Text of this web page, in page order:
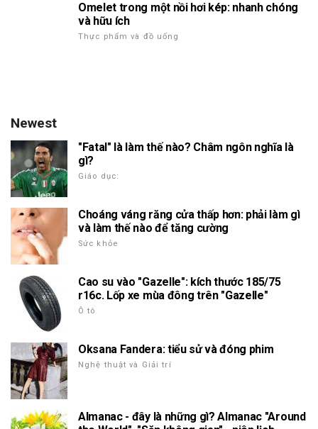
Omelet trong một nồi hơi kép: nhanh chóng
và hữu ích
Thực phẩm và đồ uống
Newest
"Fatal" là làm thế nào? Châm ngôn nghĩa là
gì?
Giáo dục:
Choáng váng răng cửa thấp hơn: phải làm gì
và làm thế nào để tăng cường
Sức khỏe
Cao su vào "Gazelle": kích thước 185/75
r16c. Lốp xe mùa đông trên "Gazelle"
Ô tô
Oksana Fandera: tiểu sử và đóng phim
Nghệ thuật và Giải trí
Almanac - đây là những gì? Almanac "Around